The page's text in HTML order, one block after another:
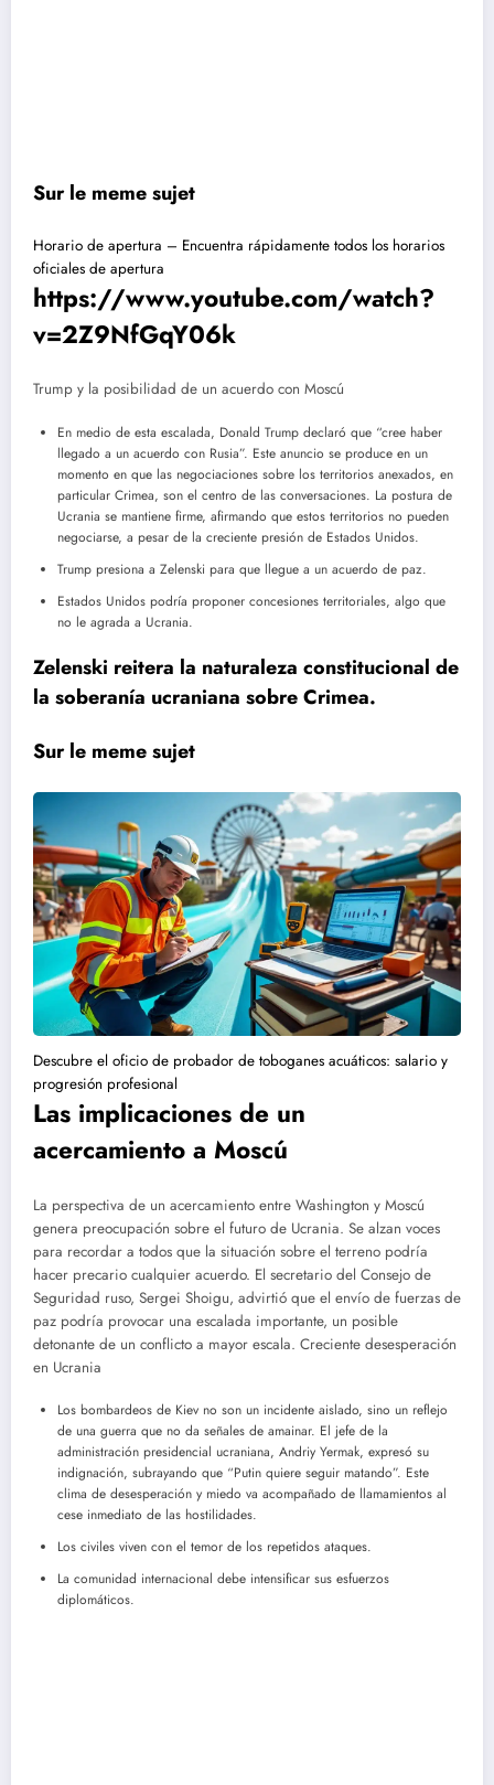
Sur le meme sujet
Horario de apertura – Encuentra rápidamente todos los horarios
oficiales de apertura
https://www.youtube.com/watch?
v=2Z9NfGqY06k
Trump y la posibilidad de un acuerdo con Moscú
En medio de esta escalada, Donald Trump declaró que “cree haber
llegado a un acuerdo con Rusia”. Este anuncio se produce en un
momento en que las negociaciones sobre los territorios anexados, en
particular Crimea, son el centro de las conversaciones. La postura de
Ucrania se mantiene firme, afirmando que estos territorios no pueden
negociarse, a pesar de la creciente presión de Estados Unidos.
Trump presiona a Zelenski para que llegue a un acuerdo de paz.
Estados Unidos podría proponer concesiones territoriales, algo que
no le agrada a Ucrania.
Zelenski reitera la naturaleza constitucional de
la soberanía ucraniana sobre Crimea.
Sur le meme sujet
Descubre el oficio de probador de toboganes acuáticos: salario y
progresión profesional
Las implicaciones de un
acercamiento a Moscú
La perspectiva de un acercamiento entre Washington y Moscú
genera preocupación sobre el futuro de Ucrania. Se alzan voces
para recordar a todos que la situación sobre el terreno podría
hacer precario cualquier acuerdo. El secretario del Consejo de
Seguridad ruso, Sergei Shoigu, advirtió que el envío de fuerzas de
paz podría provocar una escalada importante, un posible
detonante de un conflicto a mayor escala. Creciente desesperación
en Ucrania
Los bombardeos de Kiev no son un incidente aislado, sino un reflejo
de una guerra que no da señales de amainar. El jefe de la
administración presidencial ucraniana, Andriy Yermak, expresó su
indignación, subrayando que “Putin quiere seguir matando”. Este
clima de desesperación y miedo va acompañado de llamamientos al
cese inmediato de las hostilidades.
Los civiles viven con el temor de los repetidos ataques.
La comunidad internacional debe intensificar sus esfuerzos
diplomáticos.